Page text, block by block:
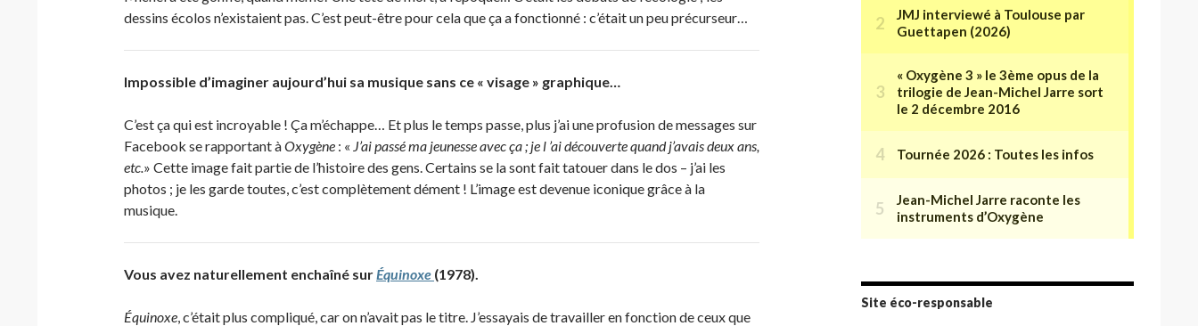
dessins écolos n’existaient pas. C’est peut-être pour cela que ça a fonctionné : c’était un peu précurseur…
Impossible d’imaginer aujourd’hui sa musique sans ce « visage » graphique…
C’est ça qui est incroyable ! Ça m’échappe… Et plus le temps passe, plus j’ai une profusion de messages sur
Facebook se rapportant àOxygène : « J’ai passé ma jeunesse avec ça ; je l ’ai découverte quand j’avais deux ans,
etc.» Cette image fait partie de l’histoire des gens. Certains se la sont fait tatouer dans le dos – j’ai les
photos ; je les garde toutes, c’est complètement dément ! L’image est devenue iconique grâce à la
musique.
Vous avez naturellement enchaîné surÉquinoxe (1978).
Équinoxe, c’était plus compliqué, car on n’avait pas le titre. J’essayais de travailler en fonction de ceux que
Site éco-responsable